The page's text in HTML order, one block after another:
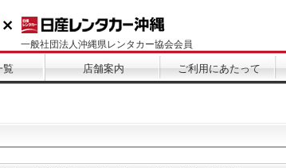
一般社団法人沖縄県レンタカー協会会員
覧 店舗案内 ご利用にあたって